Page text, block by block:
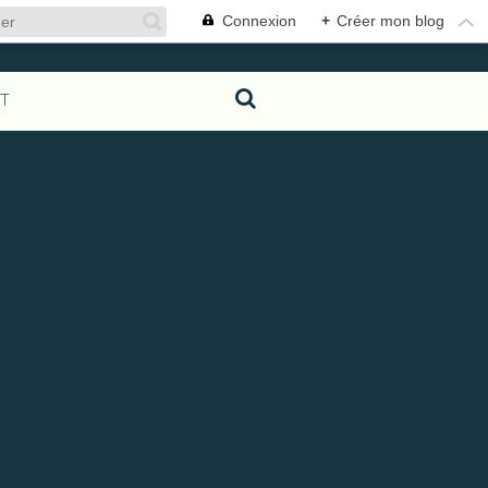
Connexion + Créer mon blog